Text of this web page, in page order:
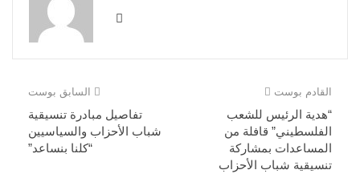
السابق بوست
تفاصيل مبادرة تنسيقية
شباب الأحزاب والسياسيين
“كلنا بنساعد”
القادم بوست
“هدية الرئيس للشعب
الفلسطيني” قافلة من
المساعدات بمشاركة
تنسيقية شباب الأحزاب